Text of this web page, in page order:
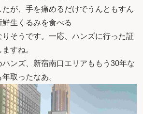
が、手を痛めるだけでうんともすん
生くるみを食べる
そうです。一応、ハンズに行った証
すね。
ンズ、新宿南口エリアももう30年な
取ったなあ。